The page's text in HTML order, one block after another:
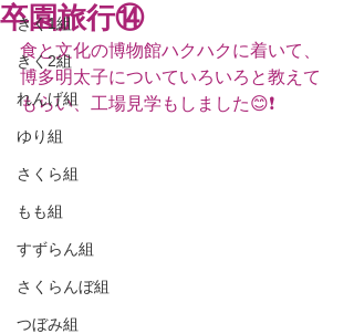
きく1組
きく2組
れんげ組
ゆり組
さくら組
もも組
すずらん組
さくらんぼ組
つぼみ組
卒園旅行⑭
食と文化の博物館ハクハクに着いて、
博多明太子についていろいろと教えて
もらい、工場見学もしました😊❗️